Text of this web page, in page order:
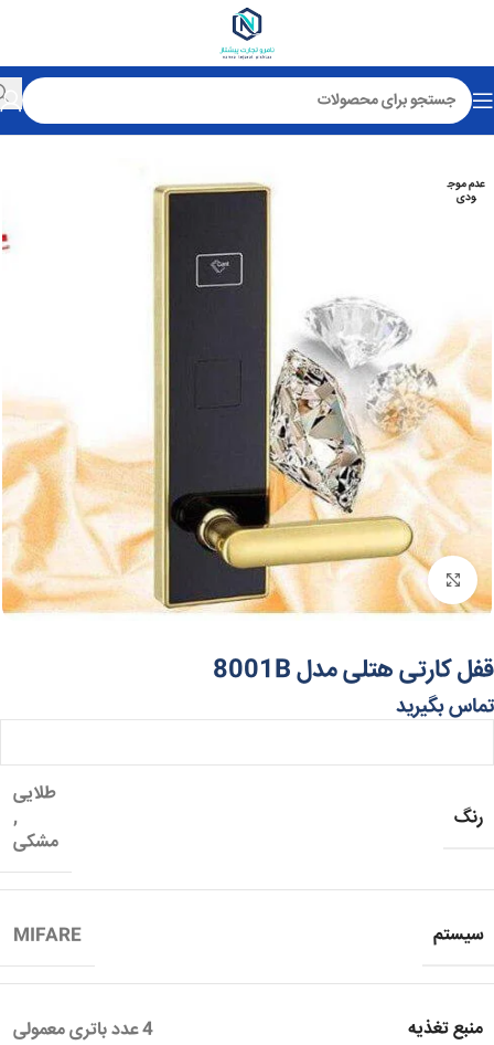
خانه قفل کارتی هتلی
عدم موج
ودی
برای بزرگنمایی کلیک کنید
قفل کارتی هتلی مدل 8001B
تماس بگیرید
رنگ
طلایی
,
مشکی
سیستم MIFARE
منبع تغذیه 4 عدد باتری معمولی